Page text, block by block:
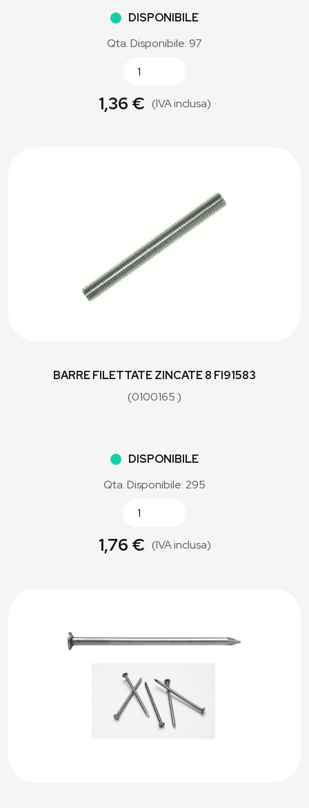
DISPONIBILE
Qta. Disponibile: 97
1,36 € (IVA inclusa)
BARRE FILETTATE ZINCATE 8 FI91583
(0100165 )
DISPONIBILE
Qta. Disponibile: 295
1,76 € (IVA inclusa)